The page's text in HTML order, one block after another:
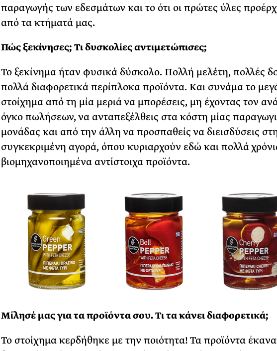
παραγωγής των εδεσμάτων και το ότι οι πρώτες ύλες
από τα κτήματά μας.
Πώς ξεκίνησες; Τι δυσκολίες αντιμετώπισες;
Το ξεκίνημα ήταν φυσικά δύσκολο. Πολλή μελέτη, πολλές
πολλά διαφορετικά περίπλοκα προϊόντα. Και συνάμα το
στοίχημα από τη μία μεριά να μπορέσεις, μη έχοντας τον
όγκο πωλήσεων, να ανταπεξέλθεις στα κόστη μίας
μονάδας και από την άλλη να προσπαθείς να διεισδύσεις
συγκεκριμένη αγορά, όπου κυριαρχούν εδώ και πολλά
βιομηχανοποιημένα αντίστοιχα προϊόντα.
Μίλησέ μας για τα προϊόντα σου. Τι τα κάνει διαφορετικά;
Το στοίχημα κερδήθηκε με την ποιότητα! Τα προϊόντα